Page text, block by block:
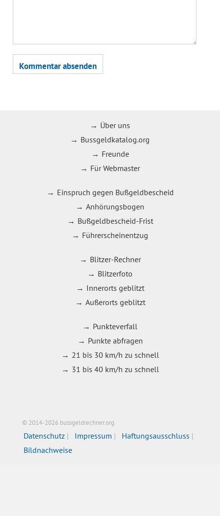
Über uns
Bussgeldkatalog.org
Freunde
Für Webmaster
Einspruch gegen Bußgeldbescheid
Anhörungsbogen
Bußgeldbescheid-Frist
Führerscheinentzug
Blitzer-Rechner
Blitzerfoto
Innerorts geblitzt
Außerorts geblitzt
Punkteverfall
Punkte abfragen
21 bis 30 km/h zu schnell
31 bis 40 km/h zu schnell
© 2014-2026 bussgeldrechner.org
Datenschutz Impressum
Haftungsausschluss
Bildnachweise